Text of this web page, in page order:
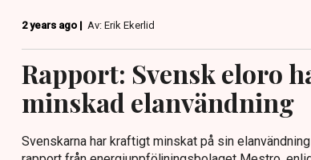
2 years ago | Av: Erik Ekerlid
Rapport: Svensk eloro
minskad elanvändning
Svenskarna har kraftigt minskat på sin